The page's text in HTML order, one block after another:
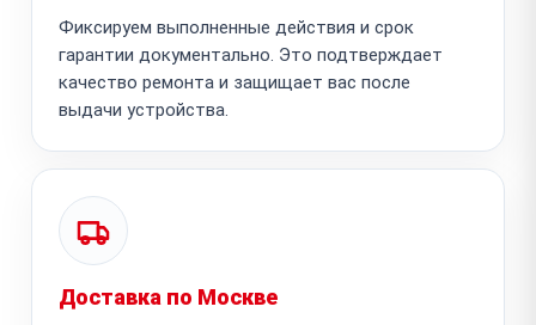
Фиксируем выполненные действия и срок
гарантии документально. Это подтверждает
качество ремонта и защищает вас после
выдачи устройства.
Доставка по Москве